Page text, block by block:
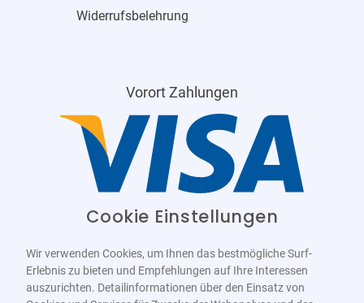
Widerrufsbelehrung
Vorort Zahlungen
Cookie Einstellungen
Wir verwenden Cookies, um Ihnen das bestmögliche Surf-
Erlebnis zu bieten und Empfehlungen auf Ihre Interessen
auszurichten. Detailinformationen über den Einsatz von